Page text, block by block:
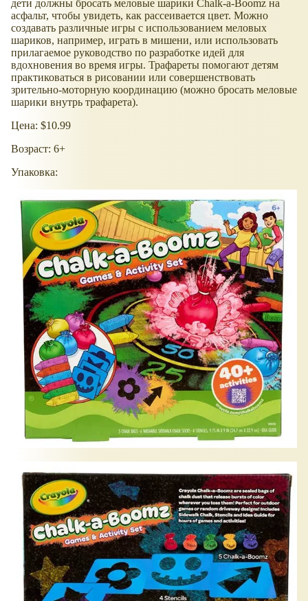
дети должны бросать меловые шарики Chalk-a-Boomz на
асфальт, чтобы увидеть, как рассеивается цвет. Можно
создавать различные игры с использованием меловых
шариков, например, играть в мишени, или использовать
прилагаемое руководство по разработке идей для
вдохновения во время игры. Трафареты помогают детям
практиковаться в рисовании или совершенствовать
зрительно-моторную координацию (можно бросать меловые
шарики внутрь трафарета).
Цена: $10.99
Возраст: 6+
Упаковка: